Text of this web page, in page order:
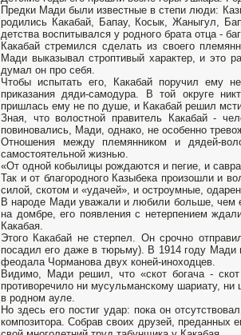
Предки Мади были известные в степи люди:
родились Какабай, Бапау, Косык, Жаныгул,
детства воспитывался у родного брата отца -
Какабай стремился сделать из своего
Мади выказывал строптивый характер, и это
думал он про себя.
Чтобы испытать его, Какабай поручил
приказания дяди-самодура. В той округе
пришлась ему не по душе, и Какабай решил
Зная, что волостной правитель Какабай -
повиновались, Мади, однако, не особенно
Отношения между племянником и дядей-
самостоятельной жизнью.
«От одной кобылицы рождаются и пегие, и
Так и от благородного Казыбека произошли и
силой, скотом и «удачей», и остроумные,
В народе Мади уважали и любили больше, чем
на домбре, его появления с нетерпением
Какабая.
Этого Какабай не стерпел. Он срочно
посадил его даже в тюрьму). В 1914 году Мади
феодала Чорманова двух коней-иноходцев.
Видимо, Мади решил, что «скот богача -
противоречило ни мусульманскому шариату,
в родном ауле.
Но здесь его постиг удар: пока он
композитора. Собрав своих друзей, преданных